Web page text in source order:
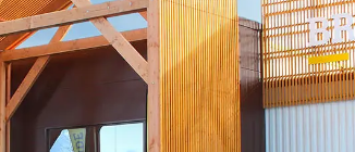
3 Spots Led
encastrables
orientables 380lm Ø83
blanc